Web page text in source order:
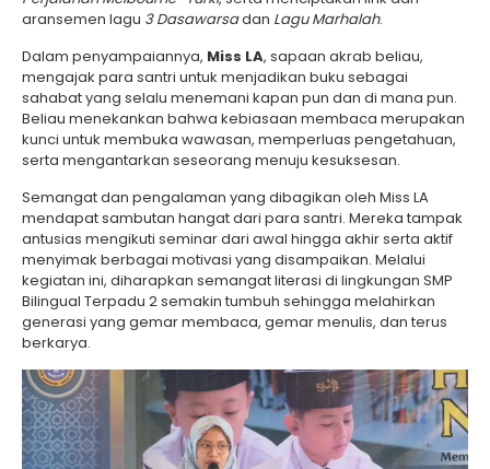
aransemen lagu 3 Dasawarsadan Lagu Marhalah.
Dalam penyampaiannya, Miss LA, sapaan akrab beliau,
mengajak para santri untuk menjadikan buku sebagai
sahabat yang selalu menemani kapan pun dan di mana pun.
Beliau menekankan bahwa kebiasaan membaca merupakan
kunci untuk membuka wawasan, memperluas pengetahuan,
serta mengantarkan seseorang menuju kesuksesan.
Semangat dan pengalaman yang dibagikan oleh Miss LA
mendapat sambutan hangat dari para santri. Mereka tampak
antusias mengikuti seminar dari awal hingga akhir serta aktif
menyimak berbagai motivasi yang disampaikan. Melalui
kegiatan ini, diharapkan semangat literasi di lingkungan SMP
Bilingual Terpadu 2 semakin tumbuh sehingga melahirkan
generasi yang gemar membaca, gemar menulis, dan terus
berkarya.